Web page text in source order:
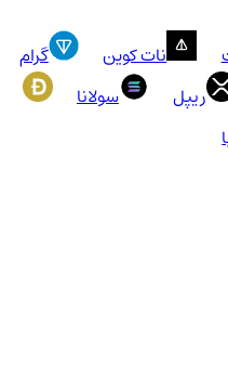
نات کوین
گرام
ریپل
سولانا